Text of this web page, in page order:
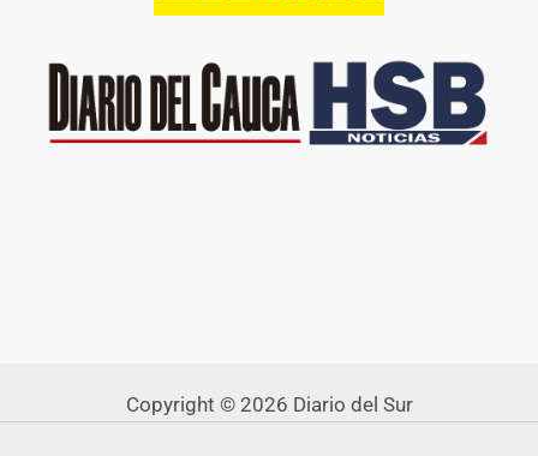
Copyright © 2026 Diario del Sur